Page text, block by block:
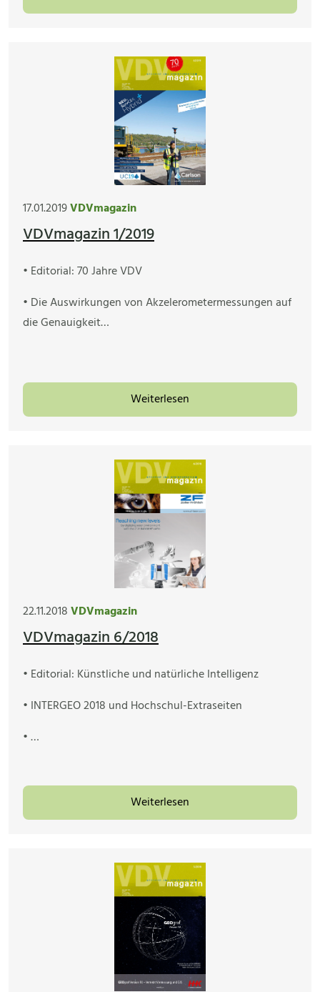
17.01.2019VDVmagazin
VDVmagazin 1/2019
• Editorial: 70 Jahre VDV
• Die Auswirkungen von Akzelerometermessungen auf
die Genauigkeit…
Weiterlesen
22.11.2018VDVmagazin
VDVmagazin 6/2018
• Editorial: Künstliche und natürliche Intelligenz
• INTERGEO 2018 und Hochschul-Extraseiten
• …
Weiterlesen